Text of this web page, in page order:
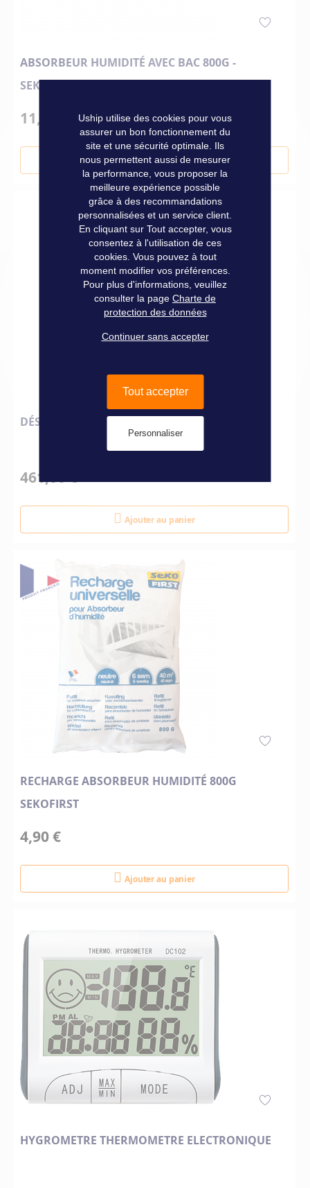
ABSORBEUR HUMIDITÉ AVEC BAC 800G -
SEKOFIRST
11,90 €
Ajouter au panier
DÉSHUMIDIFICATEUR 5 LITRES 220V
461,00 €
Ajouter au panier
RECHARGE ABSORBEUR HUMIDITÉ 800G
SEKOFIRST
4,90 €
Ajouter au panier
HYGROMETRE THERMOMETRE ELECTRONIQUE
Uship utilise des cookies pour vous
assurer un bon fonctionnement du
site et une sécurité optimale. Ils
nous permettent aussi de mesurer
la performance, vous proposer la
meilleure expérience possible
grâce à des recommandations
personnalisées et un service client.
En cliquant sur Tout accepter, vous
consentez à l'utilisation de ces
cookies. Vous pouvez à tout
moment modifier vos préférences.
Pour plus d'informations, veuillez
consulter la page Charte de
protection des données
Continuer sans accepter
Tout accepter
Personnaliser